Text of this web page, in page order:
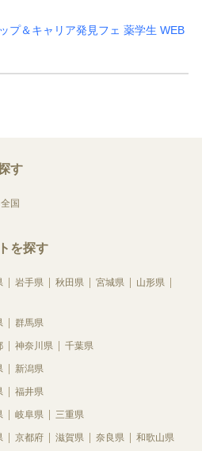
プ＆キャリア発見フェ 薬学生 WEB
す
全国
を探す
岩手県 秋田県 宮城県
山形県
群馬県
神奈川県 千葉県
新潟県
福井県
岐阜県 三重県
京都府 滋賀県 奈良県 和歌山県